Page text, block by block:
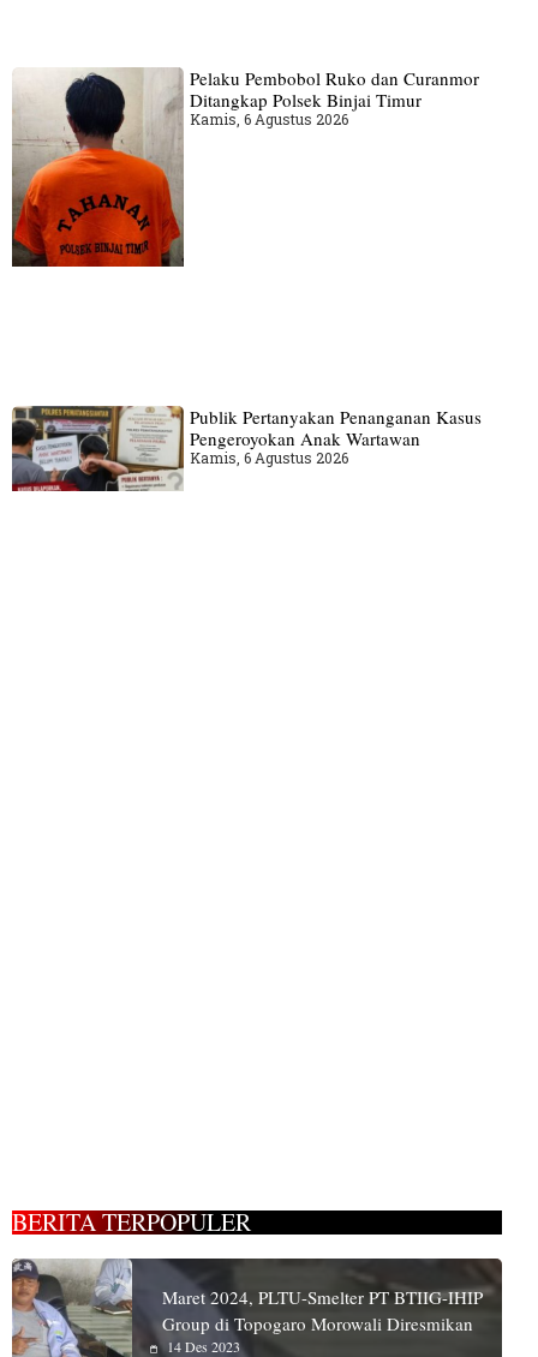
Pelaku Pembobol Ruko dan Curanmor
Ditangkap Polsek Binjai Timur
Kamis, 6 Agustus 2026
Publik Pertanyakan Penanganan Kasus
Pengeroyokan Anak Wartawan
Kamis, 6 Agustus 2026
BERITA TERPOPULER
Maret 2024, PLTU-Smelter PT BTIIG-IHIP
Group di Topogaro Morowali Diresmikan
14 Des 2023